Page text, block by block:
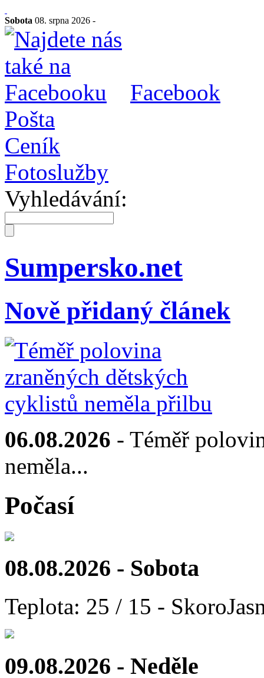
Sobota 08. srpna 2026 -
Facebook
Pošta
Ceník
Fotoslužby
Vyhledávání:
Sumpersko.net
Nově přidaný článek
06.08.2026 - Téměř
neměla...
Počasí
08.08.2026 - Sobota
Teplota: 25 / 15 -
09.08.2026 - Neděle